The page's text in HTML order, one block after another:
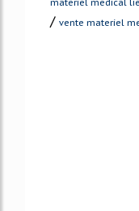
/ vente materiel